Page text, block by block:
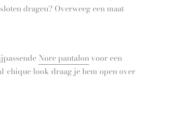
dragen? Overweeg een maat
Nore pantalon voor een
chique look draag je hem open over